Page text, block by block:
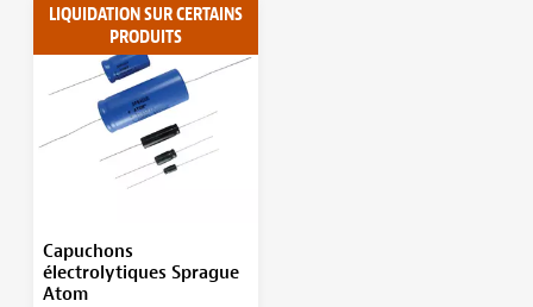
LIQUIDATION SUR CERTAINS
PRODUITS
Capuchons
électrolytiques Sprague
Atom